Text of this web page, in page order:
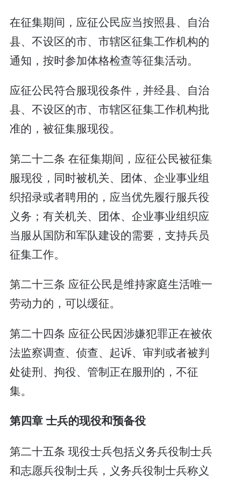
在征集期间，应征公民应当按照县、自治
县、不设区的市、市辖区征集工作机构的
通知，按时参加体格检查等征集活动。
应征公民符合服现役条件，并经县、自治
县、不设区的市、市辖区征集工作机构批
准的，被征集服现役。
第二十二条 在征集期间，应征公民被征集
服现役，同时被机关、团体、企业事业组
织招录或者聘用的，应当优先履行服兵役
义务；有关机关、团体、企业事业组织应
当服从国防和军队建设的需要，支持兵员
征集工作。
第二十三条 应征公民是维持家庭生活唯一
劳动力的，可以缓征。
第二十四条 应征公民因涉嫌犯罪正在被依
法监察调查、侦查、起诉、审判或者被判
处徒刑、拘役、管制正在服刑的，不征
集。
第四章 士兵的现役和预备役
第二十五条 现役士兵包括义务兵役制士兵
和志愿兵役制士兵，义务兵役制士兵称义